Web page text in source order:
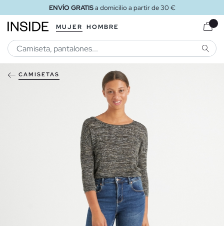
ENVÍO GRATISa domicilio a partir de 30 €
MUJER HOMBRE
CAMISETAS